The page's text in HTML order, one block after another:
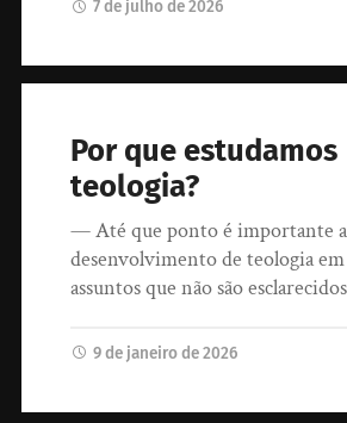
7 de julho de 2026
Por que estudamos
teologia?
— Até que ponto é importante a
desenvolvimento de teologia
assuntos que não são
9 de janeiro de 2026